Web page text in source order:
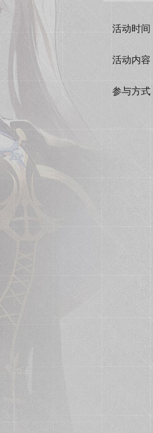
活动时
活动内容
参与方式